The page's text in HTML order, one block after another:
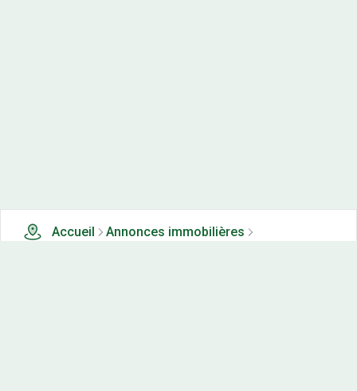
Accueil
Annonces immobilières